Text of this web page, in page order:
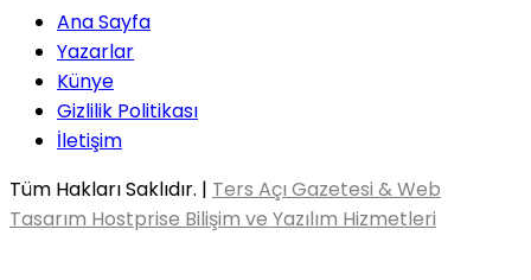
Ana Sayfa
Yazarlar
Künye
Gizlilik Politikası
İletişim
Tüm Hakları Saklıdır. | Ters Açı Gazetesi & Web
Tasarım Hostprise Bilişim ve Yazılım Hizmetleri